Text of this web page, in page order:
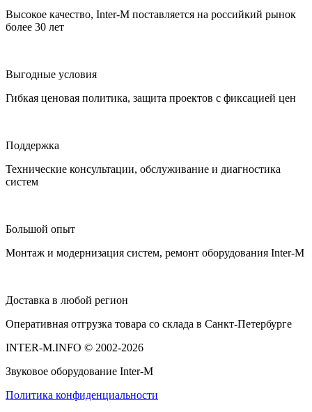
Высокое качество, Inter-M поставляется на российкий рынок
более 30 лет
Выгодные условия
Гибкая ценовая политика, защита проектов с фиксацией цен
Поддержка
Технические консультации, обслуживание и диагностика
систем
Большой опыт
Монтаж и модернизация систем, ремонт оборудования Inter-M
Доставка в любой регион
Оперативная отгрузка товара со склада в Санкт-Петербурге
INTER-M.INFO © 2002-2026
Звуковое оборудование Inter-M
Политика конфиденциальности